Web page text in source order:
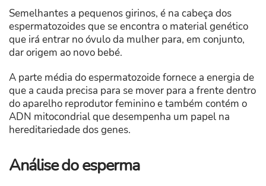
Semelhantes a pequenos girinos, é na cabeça dos
espermatozoides que se encontra o material genético
que irá entrar no óvulo da mulher para, em conjunto,
dar origem ao novo bebé.
A parte média do espermatozoide fornece a energia de
que a cauda precisa para se mover para a frente dentro
do aparelho reprodutor feminino e também contém o
ADN mitocondrial que desempenha um papel na
hereditariedade dos genes.
Análise do esperma